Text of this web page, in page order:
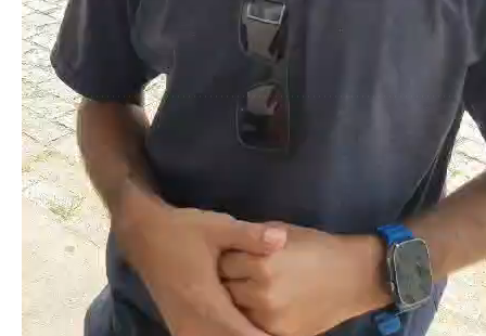
TAGS: destaque